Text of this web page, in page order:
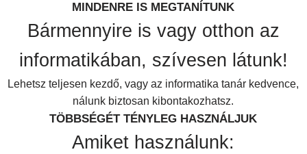
MINDENRE IS MEGTANÍTUNK
Bármennyire is vagy otthon az
informatikában, szívesen látunk!
Lehetsz teljesen kezdő, vagy az informatika tanár kedvence,
nálunk biztosan kibontakozhatsz.
TÖBBSÉGÉT TÉNYLEG HASZNÁLJUK
Amiket használunk: